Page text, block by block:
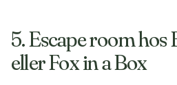
5. Escape room hos
eller Fox in a Box